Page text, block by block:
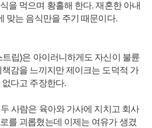
을 먹으며 황홀해 한다. 재혼한 아내
맞는 음식만을 주기 때문이다.
립)은 아이러니하게도 자신이 불륜
감을 느끼지만 제이크는 도덕적 가
다고 주장한다.
사람은 육아와 가사에 지치고 회사
를 괴롭혔는데 이제는 여유가 생겼